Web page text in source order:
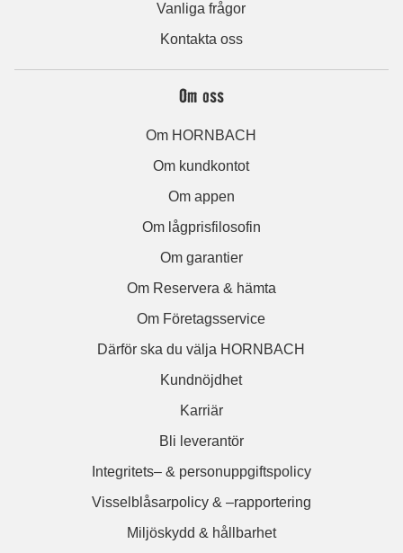
Vanliga frågor
Kontakta oss
Om oss
Om HORNBACH
Om kundkontot
Om appen
Om lågprisfilosofin
Om garantier
Om Reservera & hämta
Om Företagsservice
Därför ska du välja HORNBACH
Kundnöjdhet
Karriär
Bli leverantör
Integritets– & personuppgiftspolicy
Visselblåsarpolicy & –rapportering
Miljöskydd & hållbarhet